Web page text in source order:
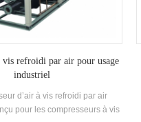
vis refroidi par air pour usage
industriel
d’air à vis refroidi par air
pour les compresseurs à vis